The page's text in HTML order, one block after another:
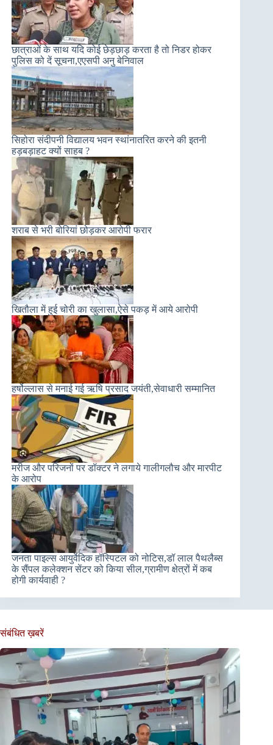
छात्राओं के साथ यदि कोई छेड़छाड़ करता है तो निडर होकर
पुलिस को दें सूचना,एएसपी अनु बेनिवाल
सिहोरा संदीपनी विद्यालय भवन स्थांनातरित करने की इतनी
हड़बड़ाहट क्यों साहब ?
शराब से भरी बोरियां छोड़कर आरोपी फरार
खितौला में हुई चोरी का खुलासा,ऐसे पकड़ में आये आरोपी
हर्षोल्लास से मनाई गई ऋषि प्रसाद जयंती,सेवाधारी सम्मानित
मरीज और परिजनों पर डॉक्टर ने लगाये गालीगलौच और मारपीट
के आरोप
जनता पाइल्स आयुर्वेदिक हॉस्पिटल को नोटिस,डॉ लाल पैथलैब्स
के सैंपल कलेक्शन सेंटर को किया सील,ग्रामीण क्षेत्रों में कब
होगी कार्यवाही ?
संबंधित ख़बरें